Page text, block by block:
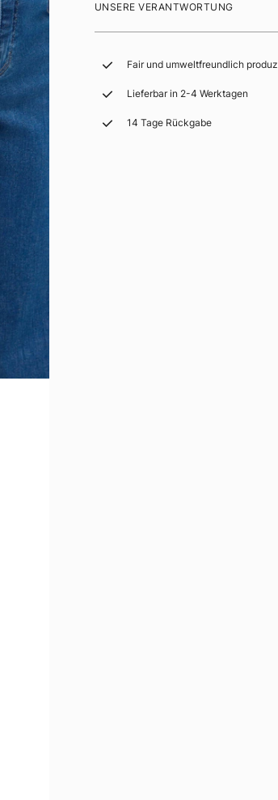
UNSERE VERANTWORTUNG
Fair und umweltfreundlich
Lieferbar in 2-4 Werktagen
14 Tage Rückgabe